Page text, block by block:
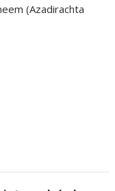
(Azadirachta